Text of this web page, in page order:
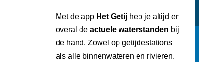
Met de app Het Getij heb je altijd en
overal de actuele waterstanden bij
de hand. Zowel op getijdestations
als alle binnenwateren en rivieren.